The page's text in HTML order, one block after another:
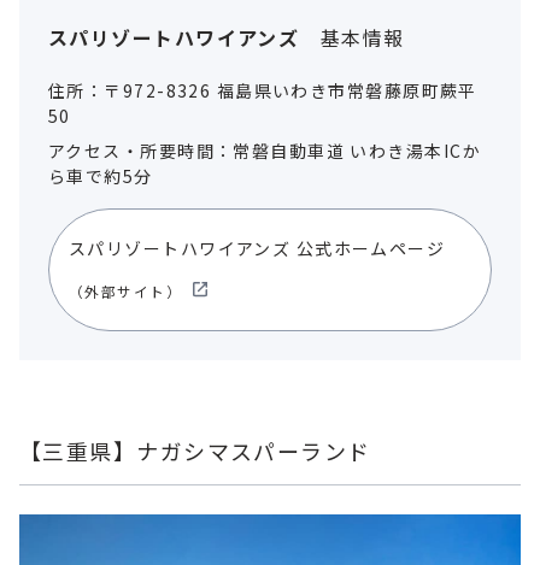
スパリゾートハワイアンズ 基本情報
住所：〒972-8326 福島県いわき市常磐藤原町蕨平
50
アクセス・所要時間：常磐自動車道 いわき湯本ICか
ら車で約5分
スパリゾートハワイアンズ 公式ホームページ
（外部サイト）
【三重県】ナガシマスパーランド